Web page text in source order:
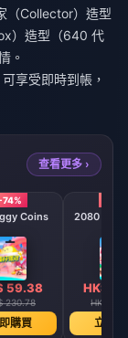
（Collector）造型
）造型（640 代
。
可享受即時到帳，
查看更多 ›
74%
Eggy Coins
59.38
230.78
購買
HK$
HK$
立即